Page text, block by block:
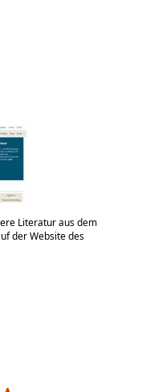
Literatur aus dem
der Website des